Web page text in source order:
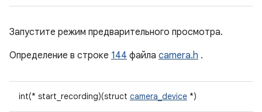
Запустите режим предварительного просмотра.
Определение в строке 144 файла camera.h .
int(* start_recording)(struct camera_device *)